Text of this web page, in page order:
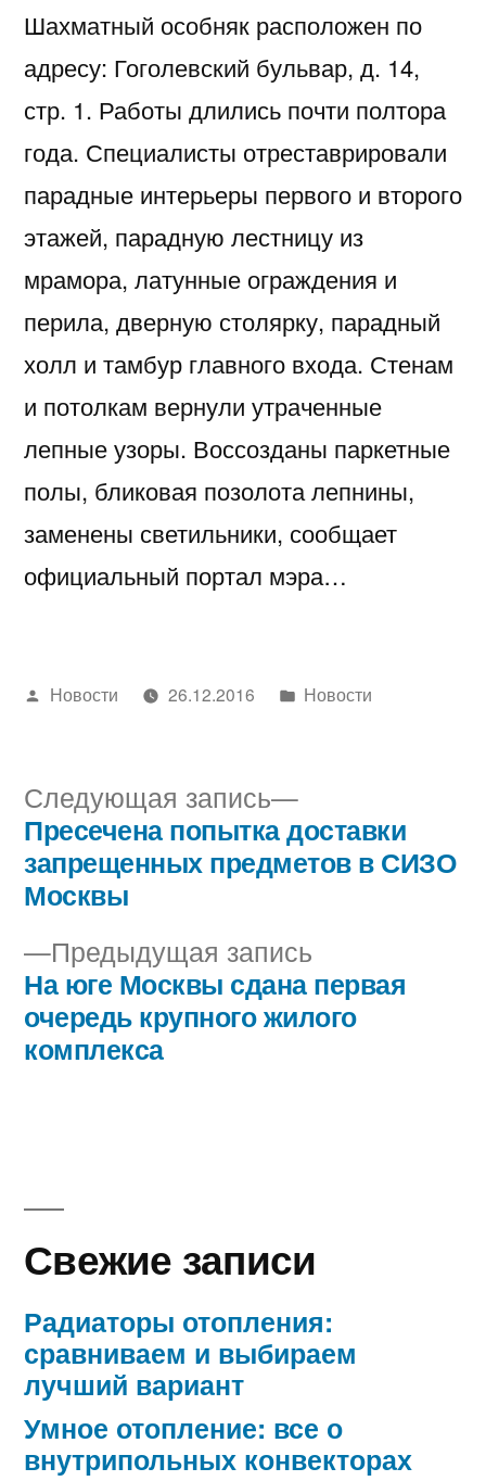
Шахматный особняк расположен по
адресу: Гоголевский бульвар, д. 14,
стр. 1. Работы длились почти полтора
года. Специалисты отреставрировали
парадные интерьеры первого и второго
этажей, парадную лестницу из
мрамора, латунные ограждения и
перила, дверную столярку, парадный
холл и тамбур главного входа. Стенам
и потолкам вернули утраченные
лепные узоры. Воссозданы паркетные
полы, бликовая позолота лепнины,
заменены светильники, сообщает
официальный портал мэра…
Написано
Новости 26.12.2016
Написано
Новости
Навигация
по
записям
Предыдущая запись
запись:
На юге Москвы сдана первая
очередь крупного жилого
комплекса
Следующая запись
Следующая
запись:
Пресечена попытка доставки
запрещенных предметов в СИЗО
Москвы
Свежие записи
Радиаторы отопления:
сравниваем и выбираем
лучший вариант
Умное отопление: все о
внутрипольных конвекторах